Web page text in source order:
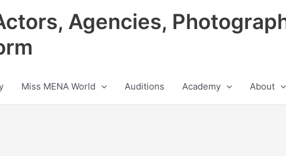
Agencies,
Miss MENA World Auditions Academy About